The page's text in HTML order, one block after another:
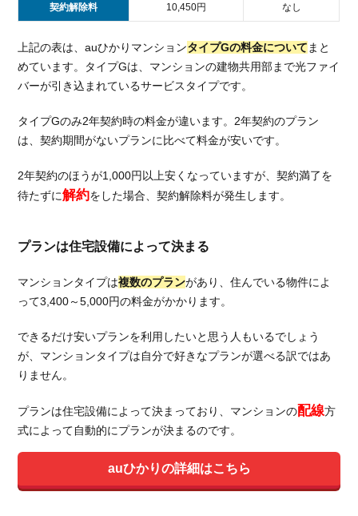
契約解除料 10,450円 なし
上記の表は、auひかりマンションタイプGの料金について まと
めています。タイプGは、マンションの建物共用部まで光ファイ
バーが引き込まれているサービスタイプです。
タイプGのみ2年契約時の料金が違います。2年契約のプラン
は、契約期間がないプランに比べて料金が安いです。
2年契約のほうが1,000円以上安くなっていますが、契約満了を
待たずに解約をした場合、契約解除料が発生します。
プランは住宅設備によって決まる
マンションタイプは複数のプランがあり、住んでいる物件によ
って3,400～5,000円の料金がかかります。
できるだけ安いプランを利用したいと思う人もいるでしょう
が、マンションタイプは自分で好きなプランが選べる訳ではあ
りません。
プランは住宅設備によって決まっており、マンションの配線方
式によって自動的にプランが決まるのです。
auひかりの詳細はこちら